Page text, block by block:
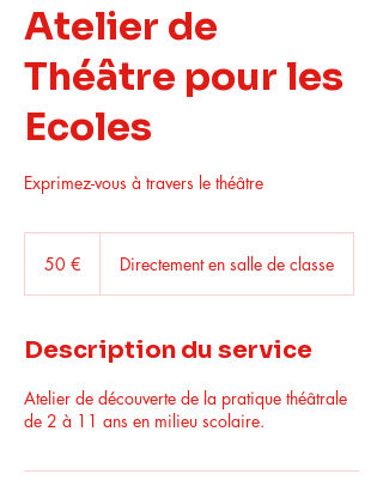
Atelier de
Théâtre pour les
Ecoles
Exprimez-vous à travers le théâtre
50 € Directement en salle de classe
Description du service
Atelier de découverte de la pratique théâtrale
de 2 à 11 ans en milieu scolaire.